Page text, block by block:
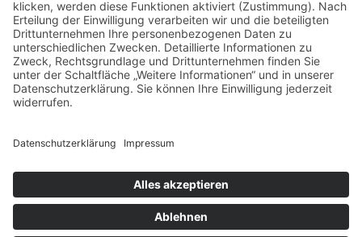
Impressum
Datenschutz
Buchungsbedingungen
Sitemap
Zahlungsarten
EN